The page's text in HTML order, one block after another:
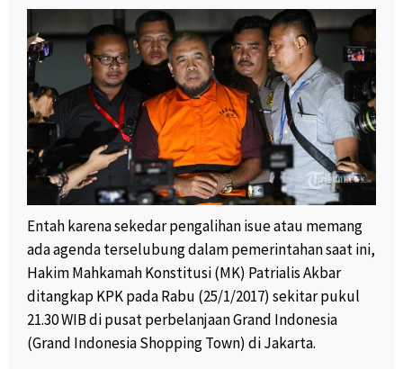
Entah karena sekedar pengalihan isue atau memang
ada agenda terselubung dalam pemerintahan saat ini,
Hakim Mahkamah Konstitusi (MK) Patrialis Akbar
ditangkap KPK pada Rabu (25/1/2017) sekitar pukul
21.30 WIB di pusat perbelanjaan Grand Indonesia
(Grand Indonesia Shopping Town) di Jakarta.